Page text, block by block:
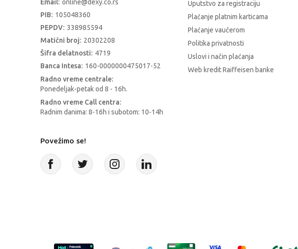
Email: online@dexy.co.rs
PIB: 105048360
PEPDV: 338985594
Matični broj: 20302208
Šifra delatnosti: 4719
Banca Intesa: 160-0000000475017-52
Radno vreme centrale:
Ponedeljak-petak od 8 - 16h.
Radno vreme Call centra:
Radnim danima: 8-16h i subotom: 10-14h
Uputstvo za registraciju
Plaćanje platnim karticama
Plaćanje vaučerom
Politika privatnosti
Uslovi i način plaćanja
Web kredit Raiffeisen banke
Povežimo se!